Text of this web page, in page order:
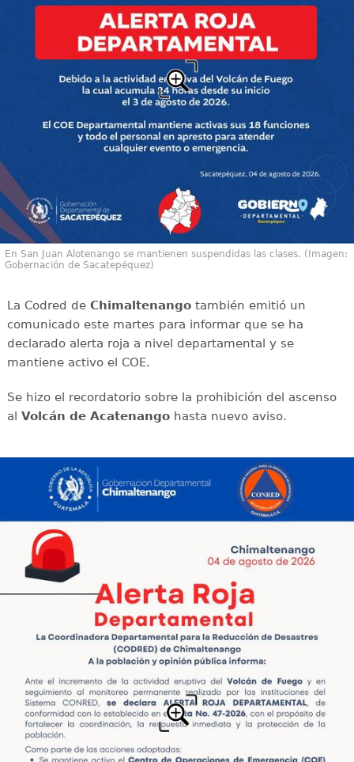
En San Juan Alotenango se mantienen suspendidas las clases. (Imagen:
Gobernación de Sacatepéquez)
La Codred de Chimaltenangotambién emitió un
comunicado este martes para informar que se ha
declarado alerta roja a nivel departamental y se
mantiene activo el COE.
Se hizo el recordatorio sobre la prohibición del ascenso
al Volcán de Acatenangohasta nuevo aviso.